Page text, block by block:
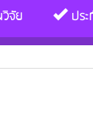
จัย ปร